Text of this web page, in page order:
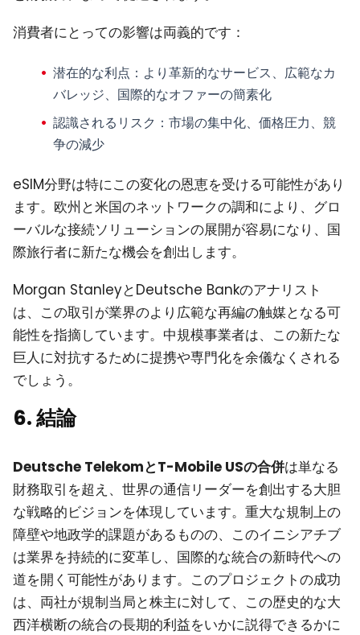
消費者にとっての影響は両義的です：
潜在的な利点 ：より革新的なサービス、広範なカ
バレッジ、国際的なオファーの簡素化
認識されるリスク ：市場の集中化、価格圧力、競
争の減少
eSIM分野は特にこの変化の恩恵を受ける可能性があり
ます。欧州と米国のネットワークの調和により、グロ
ーバルな接続ソリューションの展開が容易になり、国
際旅行者に新たな機会を創出します。
Morgan StanleyとDeutsche Bankのアナリスト
は、この取引が業界のより広範な再編の触媒となる可
能性を指摘しています。中規模事業者は、この新たな
巨人に対抗するために提携や専門化を余儀なくされる
でしょう。
6. 結論
Deutsche TelekomとT-Mobile USの合併は単なる
財務取引を超え、世界の通信リーダーを創出する大胆
な戦略的ビジョンを体現しています。重大な規制上の
障壁や地政学的課題があるものの、このイニシアチブ
は業界を持続的に変革し、国際的な統合の新時代への
道を開く可能性があります。このプロジェクトの成功
は、両社が規制当局と株主に対して、この歴史的な大
西洋横断の統合の長期的利益をいかに説得できるかに